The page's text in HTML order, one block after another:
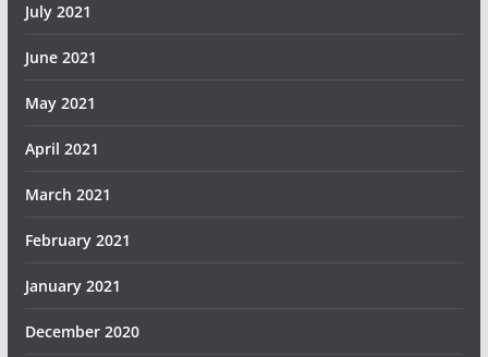
July 2021
June 2021
May 2021
April 2021
March 2021
February 2021
January 2021
December 2020